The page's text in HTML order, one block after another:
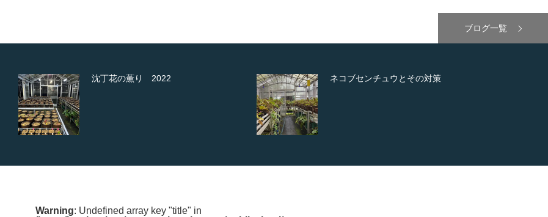
ブログ一覧
ネコブセンチュウとその対策 「馬木の華」と「馬木錦」
Warning: Undefined array key "title" in